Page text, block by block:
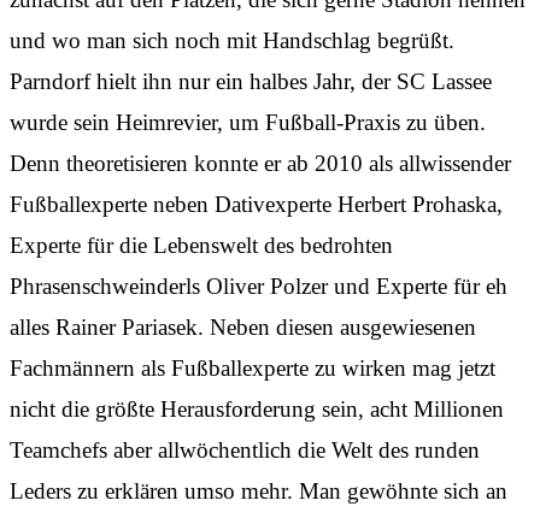
und wo man sich noch mit Handschlag begrüßt.
Parndorf hielt ihn nur ein halbes Jahr, der SC Lassee
wurde sein Heimrevier, um Fußball-Praxis zu üben.
Denn theoretisieren konnte er ab 2010 als allwissender
Fußballexperte neben Dativexperte Herbert Prohaska,
Experte für die Lebenswelt des bedrohten
Phrasenschweinderls Oliver Polzer und Experte für eh
alles Rainer Pariasek. Neben diesen ausgewiesenen
Fachmännern als Fußballexperte zu wirken mag jetzt
nicht die größte Herausforderung sein, acht Millionen
Teamchefs aber allwöchentlich die Welt des runden
Leders zu erklären umso mehr. Man gewöhnte sich an